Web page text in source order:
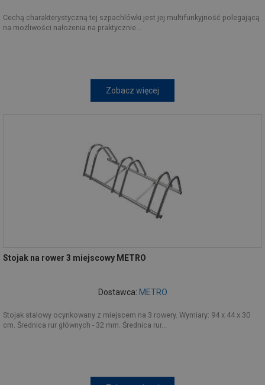
Cechą charakterystyczną tej szpachlówki jest jej multifunkyjność polegającą
na możliwości nałożenia na praktycznie...
Zobacz więcej
Stojak na rower 3 miejscowy METRO
Dostawca: METRO
Stojak stalowy ocynkowany z miejscem na 3 rowery. Wymiary: 94 x 44 x 30
cm. Średnica rur głównych - 32 mm. Średnica rur...